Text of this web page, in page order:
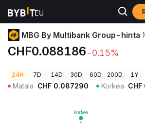
Kryptohinnat MBG By Multibank Group-hinta
MBG By Multibank Group-hinta
CHF0.088186-0.15%
24H 7D 14D 30D 60D 200D 1Y
Matala CHF 0.087290 Korkea CHF